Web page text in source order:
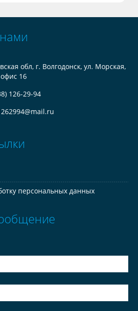
обл, г. Волгодонск, ул. Морская,
16
126-29-94
персональных данных